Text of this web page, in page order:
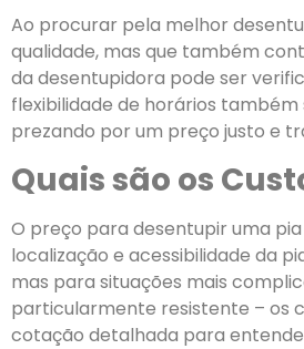
Ao procurar pela melhor
qualidade, mas que também
da desentupidora pode ser
flexibilidade de horários
prezando por um preço justo e
Quais são os
O preço para desentupir uma
localização e acessibilidade da
mas para situações mais
particularmente resistente – os
cotação detalhada para